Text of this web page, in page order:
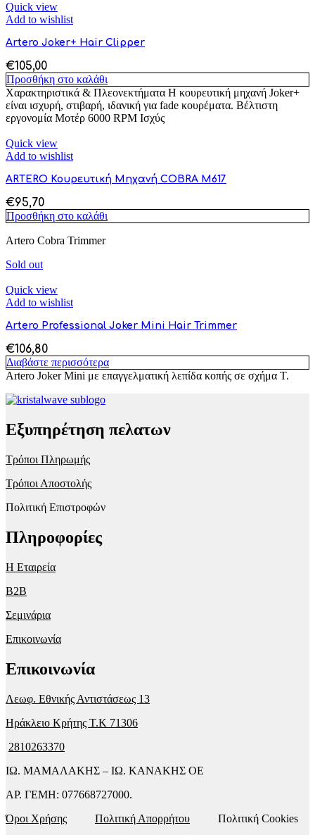
Quick view
Add to wishlist
Artero Joker+ Hair Clipper
€105,00
Προσθήκη στο καλάθι
Χαρακτηριστικά & Πλεονεκτήματα Η κουρευτική μηχανή Joker+
είναι ισχυρή, στιβαρή, ιδανική για fade κουρέματα. Βέλτιστη
εργονομία Μοτέρ 6000 RPM Ισχύς
Quick view
Add to wishlist
ARTERO Κουρευτική Μηχανή COBRA M617
€95,70
Προσθήκη στο καλάθι
Artero Cobra Trimmer
Sold out
Quick view
Add to wishlist
Artero Professional Joker Mini Hair Trimmer
€106,80
Διαβάστε περισσότερα
Artero Joker Mini με επαγγελματική λεπίδα κοπής σε σχήμα Τ.
Εξυπηρέτηση πελατων
Τρόποι Πληρωμής
Τρόποι Αποστολής
Πολιτική Επιστροφών
Πληροφορίες
Η Εταιρεία
B2B
Σεμινάρια
Επικοινωνία
Επικοινωνία
Λεωφ. Εθνικής Αντιστάσεως 13
Ηράκλειο Κρήτης T.K 71306
2810263370
ΙΩ. ΜΑΜΑΛΑΚΗΣ – ΙΩ. ΚΑΝΑΚΗΣ ΟΕ
ΑΡ. ΓΕΜΗ: 077668727000.
Όροι Χρήσης
Πολιτική Απορρήτου Πολιτική Cookies